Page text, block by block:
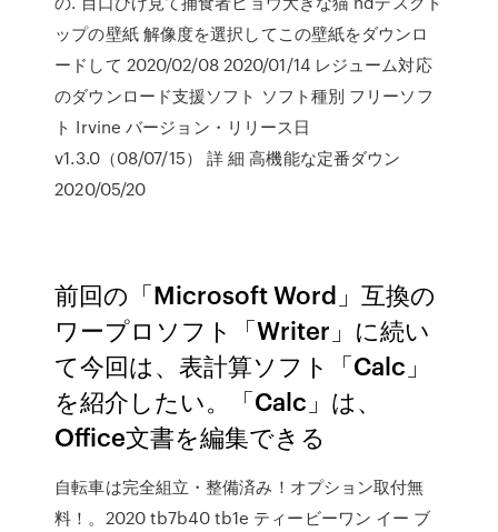
ップの壁紙 解像度を選択してこの壁紙をダウンロ
ードして 2020/02/08 2020/01/14 レジューム対応
のダウンロード支援ソフト ソフト種別 フリーソフ
ト Irvine バージョン・リリース日
v1.3.0（08/07/15） 詳 細 高機能な定番ダウン
2020/05/20
前回の「Microsoft Word」互換の
ワープロソフト「Writer」に続い
て今回は、表計算ソフト「Calc」
を紹介したい。「Calc」は、
Office文書を編集できる
自転車は完全組立・整備済み！オプション取付無
料！。2020 tb7b40 tb1e ティービーワン イー ブ